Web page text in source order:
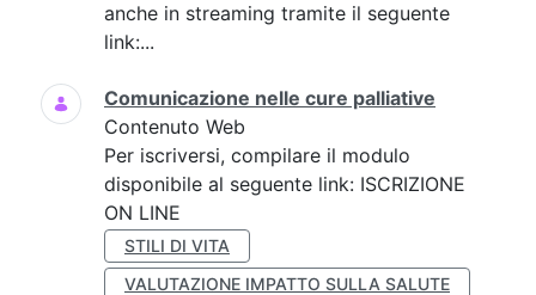
anche in streaming tramite il seguente
link:...
Comunicazione nelle cure palliative
Contenuto Web
Per iscriversi, compilare il modulo
disponibile al seguente link: ISCRIZIONE
ON LINE
STILI DI VITA
VALUTAZIONE IMPATTO SULLA SALUTE